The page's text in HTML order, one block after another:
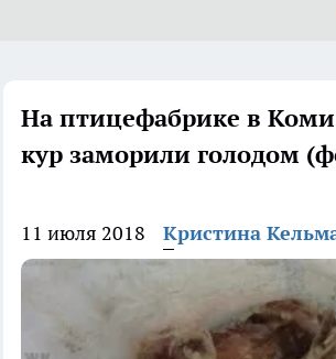
На птицефабрике в Коми
кур заморили голодом
11 июля 2018 Кристина